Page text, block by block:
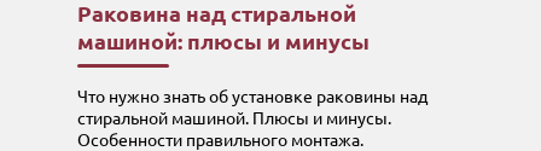
Раковина над стиральной
машиной: плюсы и минусы
Что нужно знать об установке раковины над
стиральной машиной. Плюсы и минусы.
Особенности правильного монтажа.